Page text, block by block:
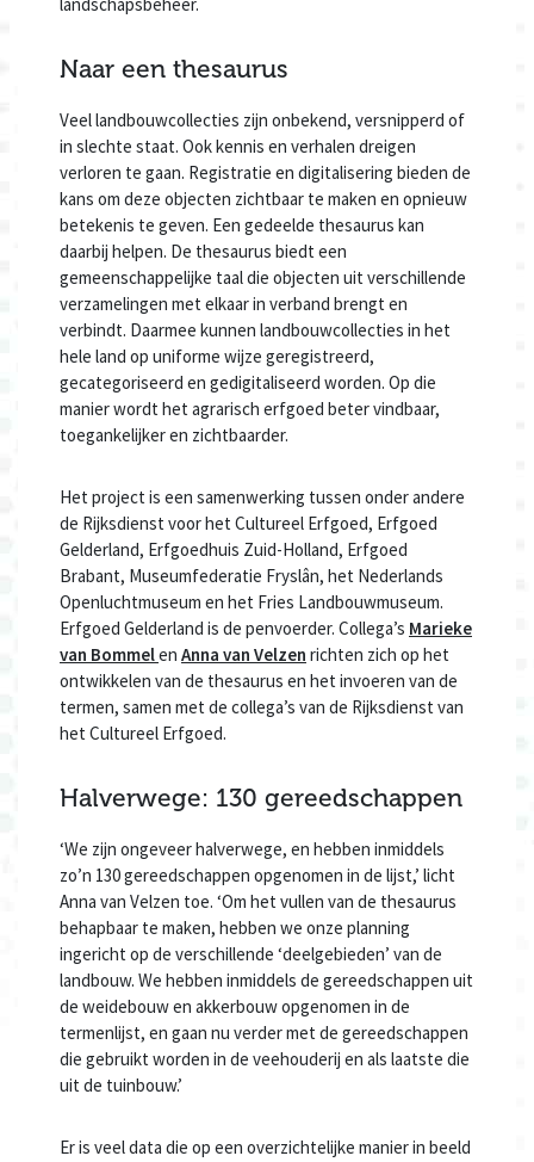
Naar een thesaurus
Veel landbouwcollecties zijn onbekend, versnipperd of
in slechte staat. Ook kennis en verhalen dreigen
verloren te gaan. Registratie en digitalisering bieden de
kans om deze objecten zichtbaar te maken en opnieuw
betekenis te geven. Een gedeelde thesaurus kan
daarbij helpen. De thesaurus biedt een
gemeenschappelijke taal die objecten uit verschillende
verzamelingen met elkaar in verband brengt en
verbindt. Daarmee kunnen landbouwcollecties in het
hele land op uniforme wijze geregistreerd,
gecategoriseerd en gedigitaliseerd worden. Op die
manier wordt het agrarisch erfgoed beter vindbaar,
toegankelijker en zichtbaarder.
Het project is een samenwerking tussen onder andere
de Rijksdienst voor het Cultureel Erfgoed, Erfgoed
Gelderland, Erfgoedhuis Zuid-Holland, Erfgoed
Brabant, Museumfederatie Fryslân, het Nederlands
Openluchtmuseum en het Fries Landbouwmuseum.
Erfgoed Gelderland is de penvoerder. Collega’s Marieke
van Bommelen Anna van Velzen richten zich op het
ontwikkelen van de thesaurus en het invoeren van de
termen, samen met de collega’s van de Rijksdienst van
het Cultureel Erfgoed.
Halverwege: 130 gereedschappen
‘We zijn ongeveer halverwege, en hebben inmiddels
zo’n 130 gereedschappen opgenomen in de lijst,’ licht
Anna van Velzen toe. ‘Om het vullen van de thesaurus
behapbaar te maken, hebben we onze planning
ingericht op de verschillende ‘deelgebieden’ van de
landbouw. We hebben inmiddels de gereedschappen uit
de weidebouw en akkerbouw opgenomen in de
termenlijst, en gaan nu verder met de gereedschappen
die gebruikt worden in de veehouderij en als laatste die
uit de tuinbouw.’
Er is veel data die op een overzichtelijke manier in beeld